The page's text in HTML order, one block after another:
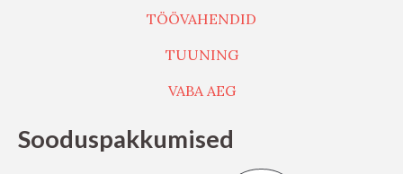
TÖÖVAHENDID
TUUNING
VABA AEG
Sooduspakkumised